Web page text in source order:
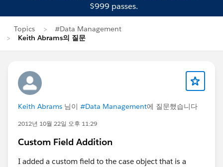
$999 passes.
Topics
#Data Management
Keith Abrams의 질문
Keith Abrams 님이 #Data Management에 질문했습니다
2012년 10월 22일 오후 11:29
Custom Field Addition
I added a custom field to the case object that is a